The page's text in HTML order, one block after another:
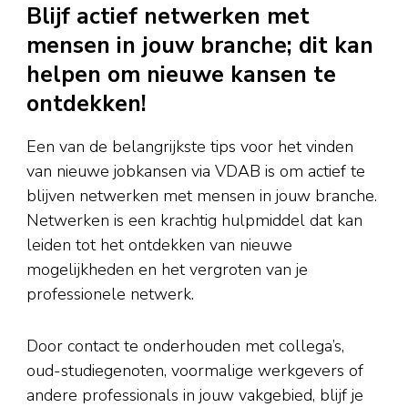
Blijf actief netwerken met
mensen in jouw branche; dit kan
helpen om nieuwe kansen te
ontdekken!
Een van de belangrijkste tips voor het vinden
van nieuwe jobkansen via VDAB is om actief te
blijven netwerken met mensen in jouw branche.
Netwerken is een krachtig hulpmiddel dat kan
leiden tot het ontdekken van nieuwe
mogelijkheden en het vergroten van je
professionele netwerk.
Door contact te onderhouden met collega’s,
oud-studiegenoten, voormalige werkgevers of
andere professionals in jouw vakgebied, blijf je